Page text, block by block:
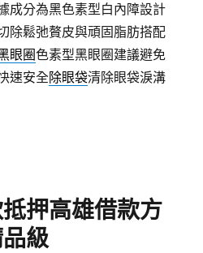
成分為黑色素型白內障設計
除鬆弛贅皮與頑固脂肪搭配
眼圈色素型黑眼圈建議避免
速安全除眼袋清除眼袋淚溝
押高雄借款方
級